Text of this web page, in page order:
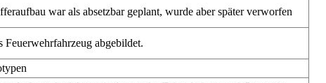
war als absetzbar geplant, wurde aber später verworfen
abgebildet.